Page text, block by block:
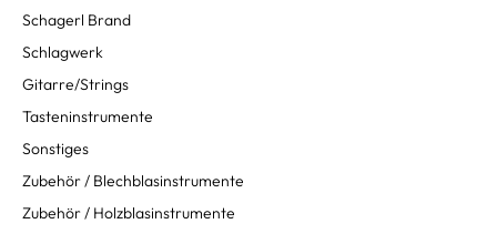
Schagerl Brand
Schlagwerk
Gitarre/Strings
Tasteninstrumente
Sonstiges
Zubehör / Blechblasinstrumente
Zubehör / Holzblasinstrumente